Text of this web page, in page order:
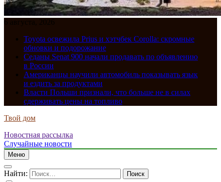
6 августа, 2026
Toyota освежила Prius и хэтчбек Corolla: скромные
обновки и подорожание
Седаны Senat 900 начали продавать по объявлению
в России
Американцы научили автомобиль показывать язык
и ездить за продуктами
Власти Польши признали, что больше не в силах
сдерживать цены на топливо
Твой дом
Новостная рассылка
Случайные новости
Меню
Найти: